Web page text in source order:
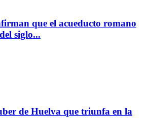
que el acueducto romano
siglo...
de Huelva que triunfa en la